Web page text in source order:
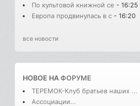
По культовой книжной се - 16:25
Европа продвинулась в с - 16:20
все новости
НОВОЕ НАФОРУМЕ
ТЕРЕМОК-Клуб братьев наших ...
Ассоциации...